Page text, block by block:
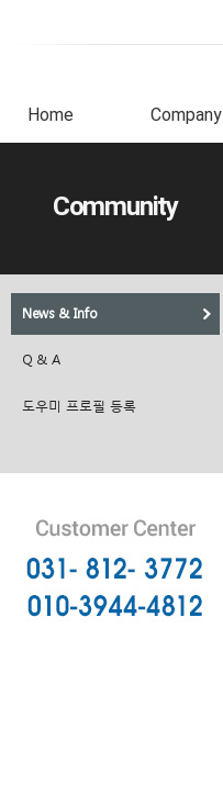
Home Company
Community
News & Info
Q & A
도우미 프로필 등록